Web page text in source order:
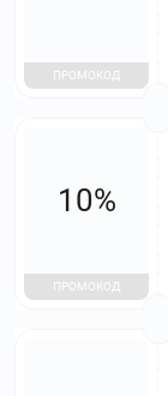
ПРОМОКОД
10%
ПРОМОКОД